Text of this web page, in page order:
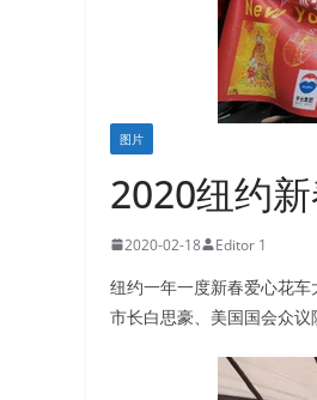
图片
2020纽约
2020-02-18 Editor 1
纽约一年一度新春爱心花
市长白思豪、美国国会众议